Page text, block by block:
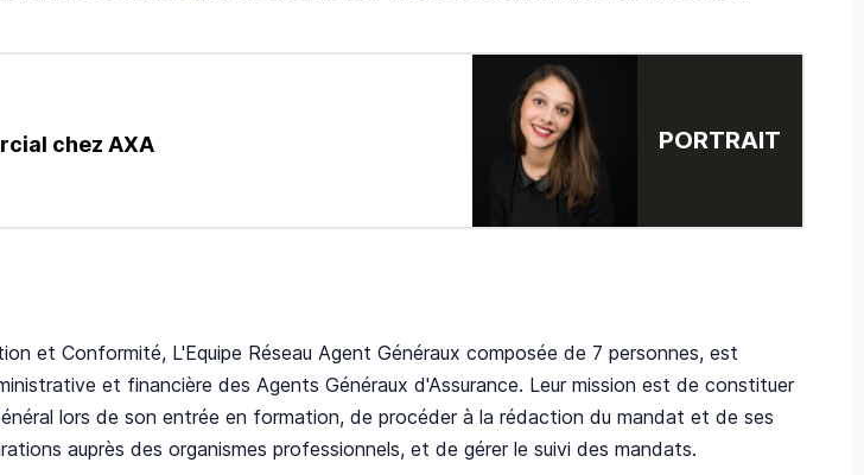
chez AXA PORTRAIT
et Conformité, L'Equipe Réseau Agent Généraux composée de 7 personnes, est
et financière des Agents Généraux d'Assurance. Leur mission est de constituer
lors de son entrée en formation, de procéder à la rédaction du mandat et de ses
auprès des organismes professionnels, et de gérer le suivi des mandats.